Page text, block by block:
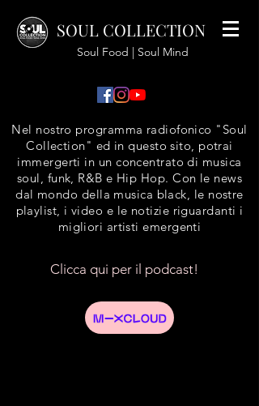
SOUL COLLECTION
Soul Food | Soul Mind
Nel nostro programma radiofonico "Soul
Collection" ed in questo sito, potrai
immergerti in un concentrato di musica
soul, funk, R&B e Hip Hop. Con le news
dal mondo della musica black, le nostre
playlist, i video e le notizie riguardanti i
migliori artisti emergenti
Clicca qui per il podcast!